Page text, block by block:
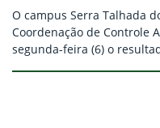
O campus Serra Talhada
Coordenação de Controle
segunda-feira (6) o
Edital nº 95/2026, para o